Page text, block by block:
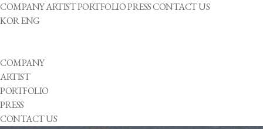
COMPANYARTISTPORTFOLIOPRESSCONTACT US
KORENG
COMPANY
ARTIST
PORTFOLIO
PRESS
CONTACT US